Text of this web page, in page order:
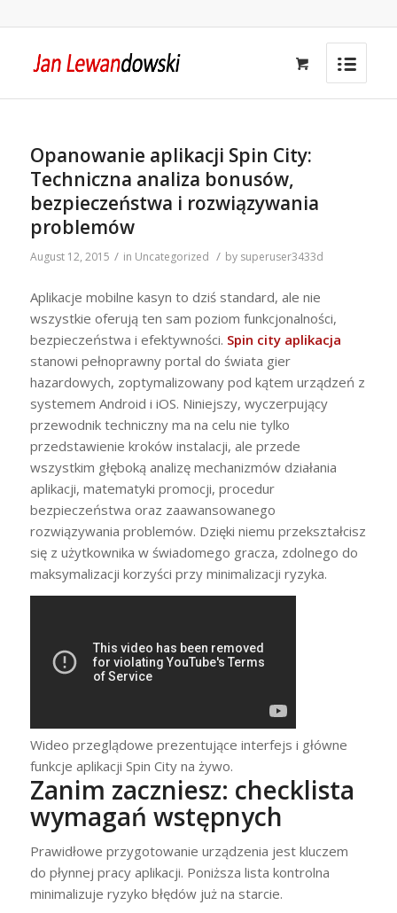
Opanowanie aplikacji Spin City:
Techniczna analiza bonusów,
bezpieczeństwa i rozwiązywania
problemów
August 12, 2015 / in Uncategorized / by superuser3433d
Aplikacje mobilne kasyn to dziś standard, ale nie
wszystkie oferują ten sam poziom funkcjonalności,
bezpieczeństwa i efektywności. Spin city aplikacja
stanowi pełnoprawny portal do świata gier
hazardowych, zoptymalizowany pod kątem urządzeń z
systemem Android i iOS. Niniejszy, wyczerpujący
przewodnik techniczny ma na celu nie tylko
przedstawienie kroków instalacji, ale przede
wszystkim głęboką analizę mechanizmów działania
aplikacji, matematyki promocji, procedur
bezpieczeństwa oraz zaawansowanego
rozwiązywania problemów. Dzięki niemu przekształcisz
się z użytkownika w świadomego gracza, zdolnego do
maksymalizacji korzyści przy minimalizacji ryzyka.
Wideo przeglądowe prezentujące interfejs i główne
funkcje aplikacji Spin City na żywo.
Zanim zaczniesz: checklista
wymagań wstępnych
Prawidłowe przygotowanie urządzenia jest kluczem
do płynnej pracy aplikacji. Poniższa lista kontrolna
minimalizuje ryzyko błędów już na starcie.